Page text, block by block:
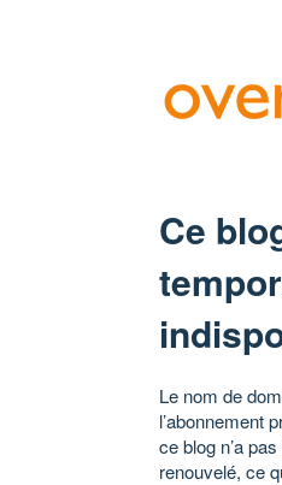
Ce
Le nom de
l’abonnement
ce blog n’a
renouvelé, ce